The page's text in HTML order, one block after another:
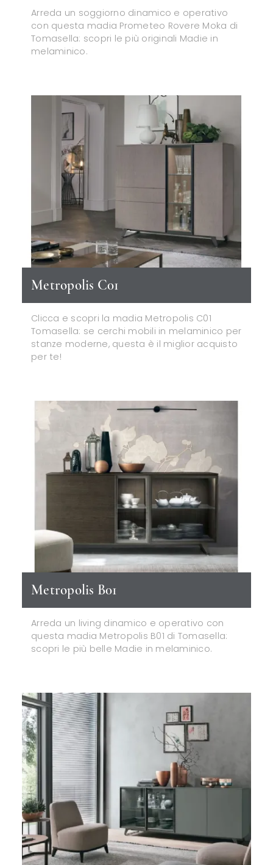
Arreda un soggiorno dinamico e operativo
con questa madia Prometeo Rovere Moka di
Tomasella: scopri le più originali Madie in
melaminico.
Metropolis C01
Clicca e scopri la madia Metropolis C01
Tomasella: se cerchi mobili in melaminico per
stanze moderne, questa è il miglior acquisto
per te!
Metropolis B01
Arreda un living dinamico e operativo con
questa madia Metropolis B01 di Tomasella:
scopri le più belle Madie in melaminico.